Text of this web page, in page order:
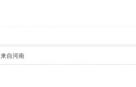
来自河南